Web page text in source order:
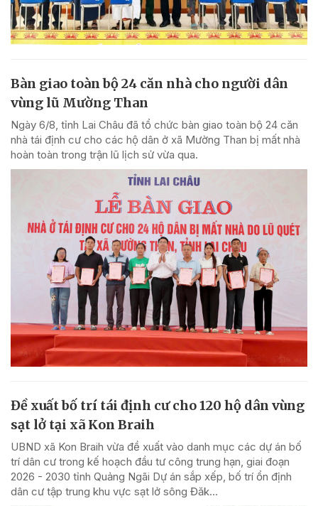
Bàn giao toàn bộ 24 căn nhà cho người dân
vùng lũ Mường Than
Ngày 6/8, tỉnh Lai Châu đã tổ chức bàn giao toàn bộ 24 căn
nhà tái định cư cho các hộ dân ở xã Mường Than bị mất nhà
hoàn toàn trong trận lũ lịch sử vừa qua.
Đề xuất bố trí tái định cư cho 120 hộ dân vùng
sạt lở tại xã Kon Braih
UBND xã Kon Braih vừa đề xuất vào danh mục các dự án bố
trí dân cư trong kế hoạch đầu tư công trung hạn, giai đoạn
2026 - 2030 tỉnh Quảng Ngãi Dự án sắp xếp, bố trí ổn định
dân cư tập trung khu vực sạt lở sông Đăk...